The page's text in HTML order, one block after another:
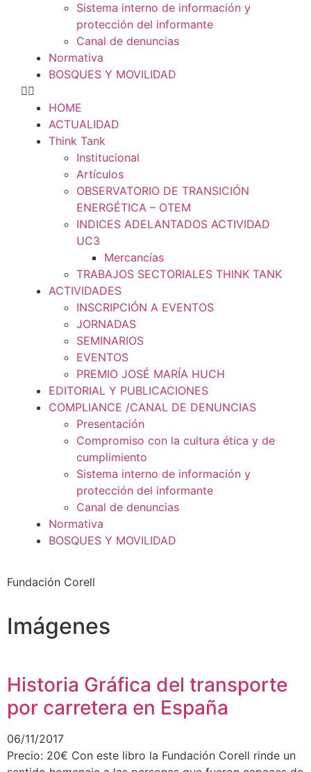
Sistema interno de información y
protección del informante
Canal de denuncias
Normativa
BOSQUES Y MOVILIDAD
HOME
ACTUALIDAD
Think Tank
Institucional
Artículos
OBSERVATORIO DE TRANSICIÓN
ENERGÉTICA – OTEM
INDICES ADELANTADOS ACTIVIDAD
UC3
Mercancías
TRABAJOS SECTORIALES THINK TANK
ACTIVIDADES
INSCRIPCIÓN A EVENTOS
JORNADAS
SEMINARIOS
EVENTOS
PREMIO JOSÉ MARÍA HUCH
EDITORIAL Y PUBLICACIONES
COMPLIANCE /CANAL DE DENUNCIAS
Presentación
Compromiso con la cultura ética y de
cumplimiento
Sistema interno de información y
protección del informante
Canal de denuncias
Normativa
BOSQUES Y MOVILIDAD
Fundación Corell
Imágenes
Historia Gráfica del transporte
por carretera en España
06/11/2017
Precio: 20€ Con este libro la Fundación Corell rinde un